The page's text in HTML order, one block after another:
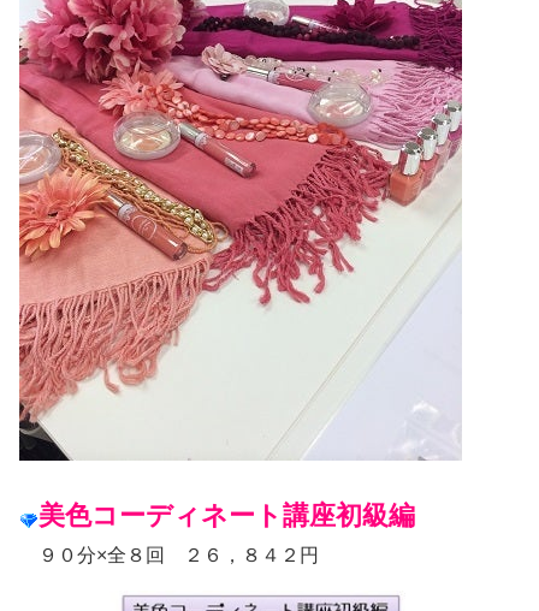
美色コーディネート講座初級編
９０分×全８回 ２６，８４２円